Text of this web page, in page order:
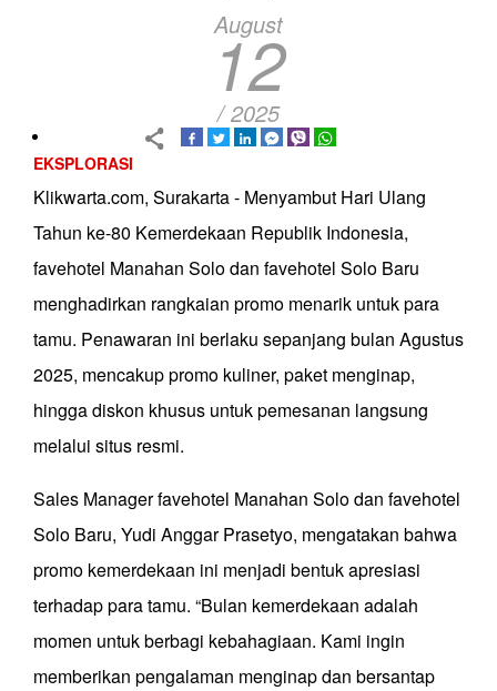
August
12
/ 2025
EKSPLORASI
Klikwarta.com, Surakarta - Menyambut Hari Ulang
Tahun ke-80 Kemerdekaan Republik Indonesia,
favehotel Manahan Solo dan favehotel Solo Baru
menghadirkan rangkaian promo menarik untuk para
tamu. Penawaran ini berlaku sepanjang bulan Agustus
2025, mencakup promo kuliner, paket menginap,
hingga diskon khusus untuk pemesanan langsung
melalui situs resmi.
Sales Manager favehotel Manahan Solo dan favehotel
Solo Baru, Yudi Anggar Prasetyo, mengatakan bahwa
promo kemerdekaan ini menjadi bentuk apresiasi
terhadap para tamu. “Bulan kemerdekaan adalah
momen untuk berbagi kebahagiaan. Kami ingin
memberikan pengalaman menginap dan bersantap